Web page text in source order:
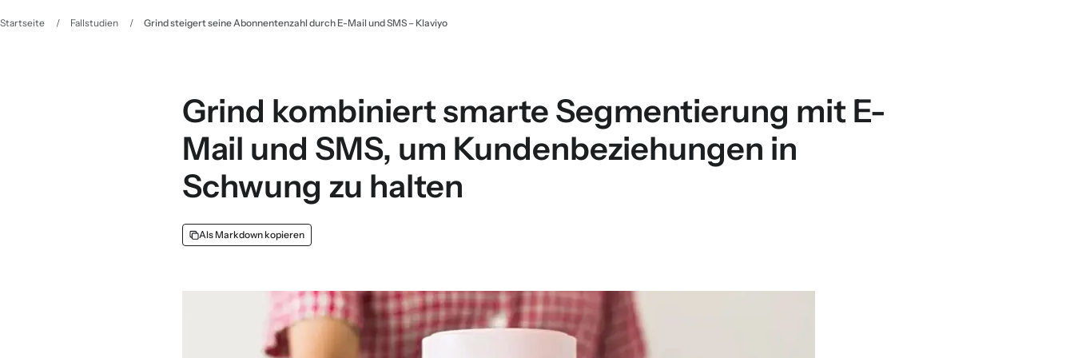
Startseite / Fallstudien / Grind steigert seine Abonnentenzahl durch E-Mail und SMS – Klaviyo
Grind kombiniert smarte Segmentierung mit E-
Mail und SMS, um Kundenbeziehungen in
Schwung zu halten
Als Markdown kopieren